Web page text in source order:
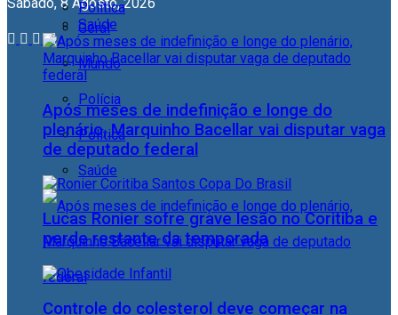
Geral
Mundo
Polícia
Política
Saúde
Política
Saúde
Após meses de indefinição e longe do
plenário, Marquinho Bacellar vai disputar vaga
de deputado federal
Lucas Ronier sofre grave lesão no Coritiba e
perde restante da temporada
Controle do colesterol deve começar na